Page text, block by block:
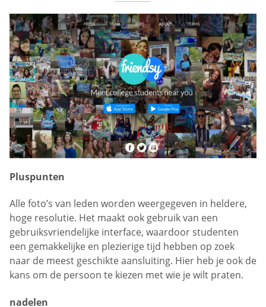
Pluspunten
Alle foto’s van leden worden weergegeven in heldere,
hoge resolutie. Het maakt ook gebruik van een
gebruiksvriendelijke interface, waardoor studenten
een gemakkelijke en plezierige tijd hebben op zoek
naar de meest geschikte aansluiting. Hier heb je ook de
kans om de persoon te kiezen met wie je wilt praten.
nadelen